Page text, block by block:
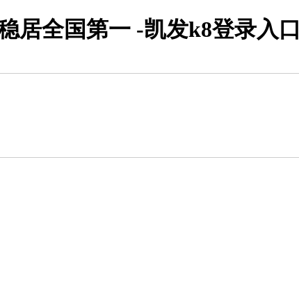
居全国第一 -凯发k8登录入口